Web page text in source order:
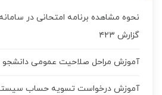
نحوه مشاهده برنامه امتحانی در
گزارش ۴۲۳
آموزش مراحل صلاحیت عمومی دانشجو
آموزش درخواست تسويه حساب